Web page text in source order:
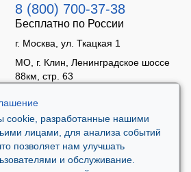
разработанные нашими
лицами, для анализа событий
позволяет нам улучшать
и обслуживание.
8 (800) 700-37-38
Бесплатно по России
г. Москва, ул. Ткацкая 1
МО, г. Клин, Ленинградское шоссе
88км, стр. 63
Сб 10:00 - 14:00
Вс - выходной